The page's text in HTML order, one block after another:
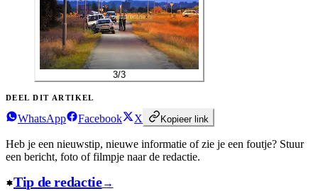
3/3
DEEL DIT ARTIKEL
WhatsApp Facebook X Kopieer link
Heb je een nieuwstip, nieuwe informatie of zie je een foutje? Stuur
een bericht, foto of filmpje naar de redactie.
Tip de redactie→